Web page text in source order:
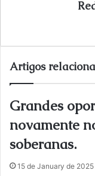
Artigos
Grandes
novamente
soberanas.
15 de January de 2025